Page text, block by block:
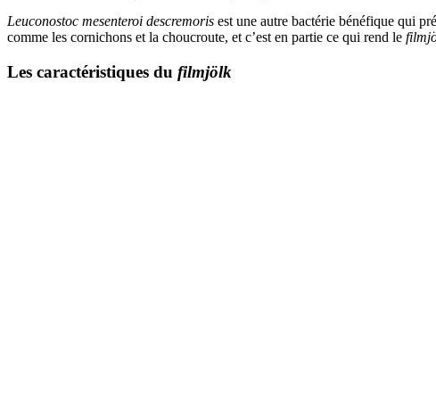
Leuconostoc mesenteroi descremoris est une autre bactérie bénéfique qui
comme les cornichons et la choucroute, et c’est en partie ce qui rend le
Les caractéristiques du filmjölk